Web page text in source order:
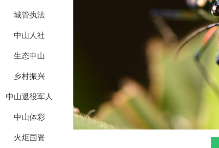
城管执法
中山人社
生态中山
乡村振兴
中山退役军人
中山体彩
火炬国资